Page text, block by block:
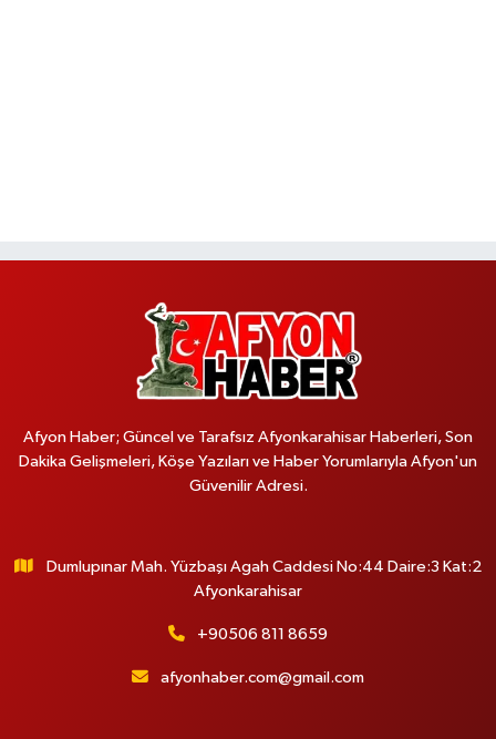
Afyon Haber; Güncel ve Tarafsız Afyonkarahisar Haberleri, Son
Dakika Gelişmeleri, Köşe Yazıları ve Haber Yorumlarıyla Afyon'un
Güvenilir Adresi.
Dumlupınar Mah. Yüzbaşı Agah Caddesi No:44 Daire:3 Kat:2
Afyonkarahisar
+90506 811 8659
afyonhaber.com@gmail.com